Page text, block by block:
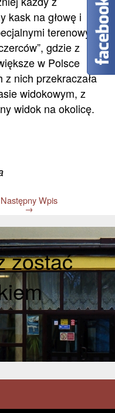
kask na głowę i
terenowymi
gdzie z
w Polsce
nich przekraczała
widokowym, z
widok na okolicę.
Następny Wpis
→
zostać